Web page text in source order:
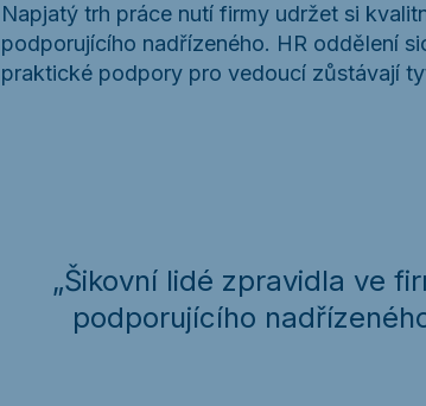
Napjatý trh práce nutí firmy udržet si
podporujícího nadřízeného. HR oddělení
praktické podpory pro vedoucí zůstávají
„Šikovní lidé zpravidla ve
podporujícího